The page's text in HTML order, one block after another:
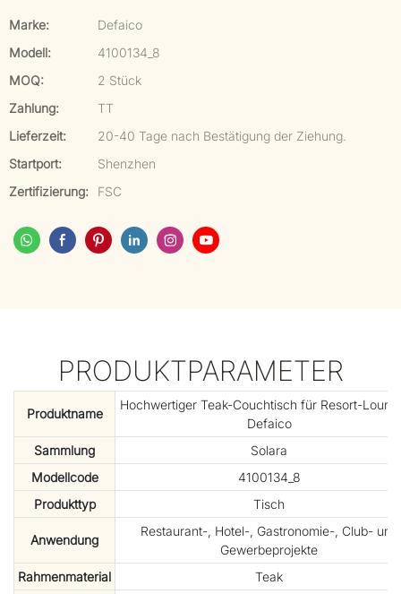
Marke:
Defaico
Modell:
4100134_8
MOQ:
2 Stück
Zahlung:
TT
Lieferzeit:
20-40 Tage nach Bestätigung der Ziehung.
Startport:
Shenzhen
Zertifizierung:
FSC
PRODUKTPARAMETER
Produktname
Hochwertiger Teak-Couchtisch für Resort-
Defaico
Sammlung
Solara
Modellcode
4100134_8
Produkttyp
Tisch
Anwendung
Restaurant-, Hotel-, Gastronomie-, Club- und
Gewerbeprojekte
Rahmenmaterial
Teak